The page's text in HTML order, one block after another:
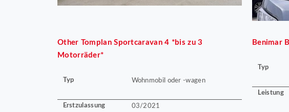
Other Tomplan Sportcaravan 4 *bis zu 3
Motorräder*
Typ Wohnmobil oder -wagen
Erstzulassung 03/2021
Benimar
Typ
Leistung